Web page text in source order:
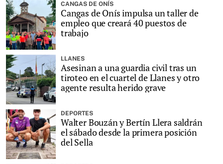
CANGAS DE ONÍS
Cangas de Onís impulsa un taller de
empleo que creará 40 puestos de
trabajo
LLANES
Asesinan a una guardia civil tras un
tiroteo en el cuartel de Llanes y otro
agente resulta herido grave
DEPORTES
Walter Bouzán y Bertín Llera saldrán
el sábado desde la primera posición
del Sella